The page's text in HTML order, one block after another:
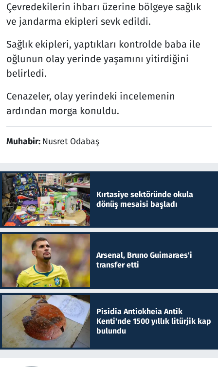
Çevredekilerin ihbarı üzerine bölgeye sağlık
ve jandarma ekipleri sevk edildi.
Sağlık ekipleri, yaptıkları kontrolde baba ile
oğlunun olay yerinde yaşamını yitirdiğini
belirledi.
Cenazeler, olay yerindeki incelemenin
ardından morga konuldu.
Muhabir: Nusret Odabaş
Kırtasiye sektöründe okula
dönüş mesaisi başladı
Arsenal, Bruno Guimaraes'i
transfer etti
Pisidia Antiokheia Antik
Kenti'nde 1500 yıllık litürjik kap
bulundu